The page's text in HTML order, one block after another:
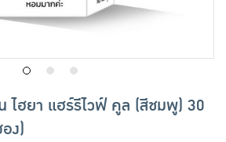
ไฮยา แฮร์รีไวฟ์ คูล (สีชมพู) 30
ง)